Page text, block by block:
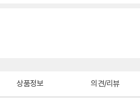
상품정보 의견/리뷰